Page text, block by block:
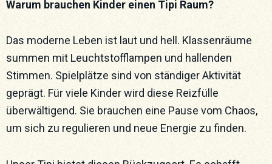
Warum brauchen Kinder einen Tipi Raum?
Das moderne Leben ist laut und hell. Klassenräume
summen mit Leuchtstofflampen und hallenden
Stimmen. Spielplätze sind von ständiger Aktivität
geprägt. Für viele Kinder wird diese Reizfülle
überwältigend. Sie brauchen eine Pause vom Chaos,
um sich zu regulieren und neue Energie zu finden.